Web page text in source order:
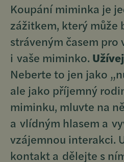
Koupání miminka je
zážitkem, který může
stráveným časem pro
i vaše miminko.
Neberte to jen jako
ale jako příjemný
miminku, mluvte na
a vlídným hlasem a
vzájemnou interakci.
kontakt a dělejte s